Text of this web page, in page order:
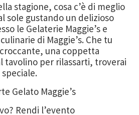
stagione, cosa c’è di meglio
sole gustando un delizioso
le Gelaterie Maggie’s e
di Maggie’s. Che tu
una coppetta
tavolino per rilassarti, troverai
Gelato Maggie’s
Rendi l’evento